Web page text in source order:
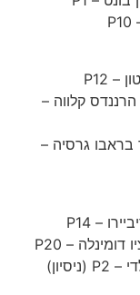
קלווה –
גרסיה –